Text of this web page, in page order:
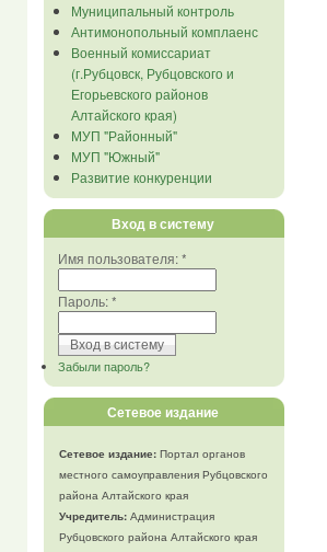
Муниципальный контроль
Антимонопольный комплаенс
Военный комиссариат
(г.Рубцовск, Рубцовского и
Егорьевского районов
Алтайского края)
МУП "Районный"
МУП "Южный"
Развитие конкуренции
Вход в систему
Имя пользователя:*
Пароль:*
Забыли пароль?
Сетевое издание
Сетевое издание:Портал органов
местного самоуправления Рубцовского
района Алтайского края
Учредитель:Администрация
Рубцовского района Алтайского края